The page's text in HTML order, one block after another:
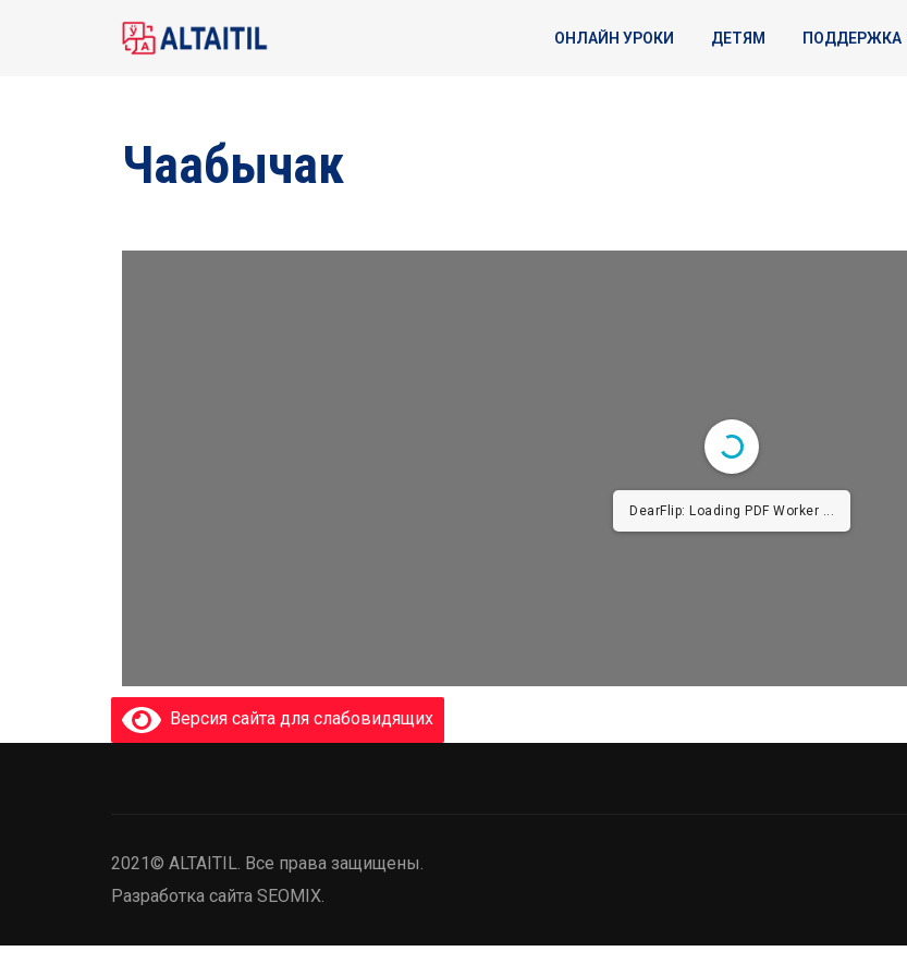
ОНЛАЙН УРОКИ ДЕТЯМ ПОДДЕРЖКА
Чаабычак
DearFlip: Loading PDF Worker ...
Версия сайта для слабовидящих
2021© ALTAITIL. Все права защищены.
Разработка сайта SEOMIX.